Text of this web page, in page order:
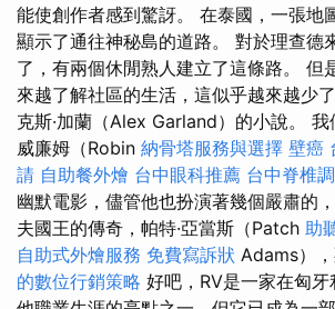
能使創作者感到驚訝。 在泰國，一張地
顯示了通往神秘島的道路。 對於理查德
了，有兩個休閒熟人建立了這條路。 但
來越了解社區的生活，這似乎越來越少
克斯·加蘭（Alex Garland）的小說。 我
威廉姆（Robin 納骨塔服務與選擇 壁癌
請 自助餐外燴 台中眼科推薦 台中脊椎
幽默電影，儘管他也扮演著幾個嚴肅的
夫國王的傳奇，帕特·亞當斯（Patch 助
自助式外燴服務 免費寫訴狀 Adams）
的數位行銷策略 好吧，RV是一家在匈